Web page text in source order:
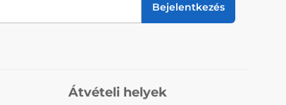
Bejelentkezés
Átvételi helyek